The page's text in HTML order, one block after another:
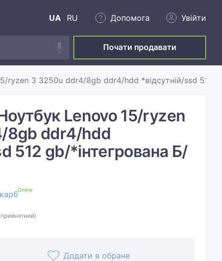
UA RU Допомога Увійти
Почати продавати
ryzen 3 3250u ddr4/8gb ddr4/hdd *відсутній/ssd 512
Lenovo 15/ryzen
8gb ddr4/hdd
512 gb/*інтегрована Б/
Online
Додати в обране